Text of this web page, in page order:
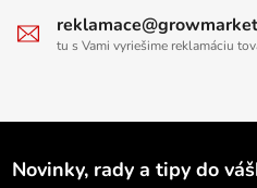
tu s Vami vyriešime reklamáciu
Novinky, rady a tipy do